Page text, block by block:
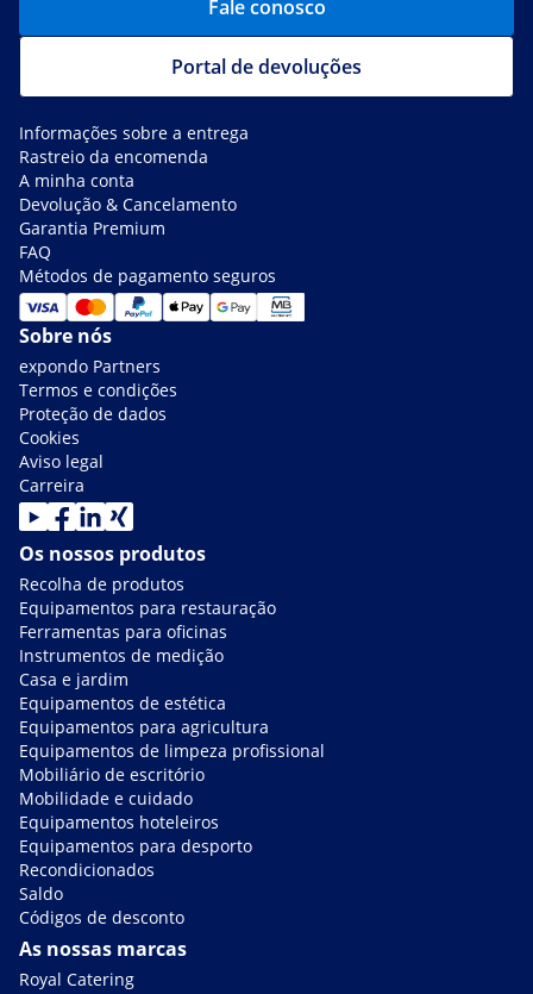
Fale conosco
Portal de devoluções
Informações sobre a entrega
Rastreio da encomenda
A minha conta
Devolução & Cancelamento
Garantia Premium
FAQ
Métodos de pagamento seguros
Sobre nós
expondo Partners
Termos e condições
Proteção de dados
Cookies
Aviso legal
Carreira
Os nossos produtos
Recolha de produtos
Equipamentos para restauração
Ferramentas para oficinas
Instrumentos de medição
Casa e jardim
Equipamentos de estética
Equipamentos para agricultura
Equipamentos de limpeza profissional
Mobiliário de escritório
Mobilidade e cuidado
Equipamentos hoteleiros
Equipamentos para desporto
Recondicionados
Saldo
Códigos de desconto
As nossas marcas
Royal Catering